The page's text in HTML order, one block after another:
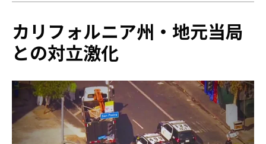
カリフォルニア州・地元当局
との対立激化